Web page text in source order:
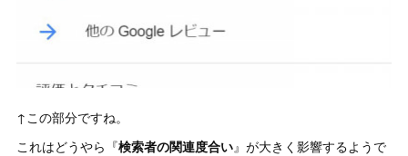
↑この部分ですね。
これはどうやら『検索者の関連度合い』が大きく影響するようで